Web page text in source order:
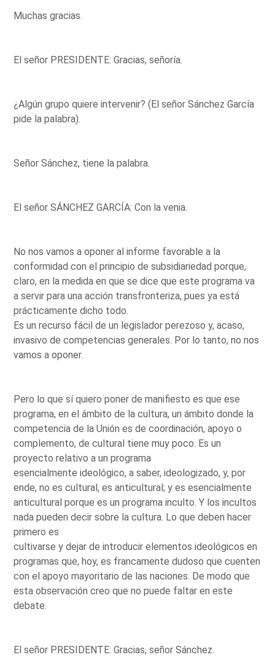
Muchas gracias.
El señor PRESIDENTE: Gracias, señoría.
¿Algún grupo quiere intervenir? (El señor Sánchez García
pide la palabra).
Señor Sánchez, tiene la palabra.
El señor SÁNCHEZ GARCÍA: Con la venia.
No nos vamos a oponer al informe favorable a la
conformidad con el principio de subsidiariedad porque,
claro, en la medida en que se dice que este programa va
a servir para una acción transfronteriza, pues ya está
prácticamente dicho todo.
Es un recurso fácil de un legislador perezoso y, acaso,
invasivo de competencias generales. Por lo tanto, no nos
vamos a oponer.
Pero lo que sí quiero poner de manifiesto es que ese
programa, en el ámbito de la cultura, un ámbito donde la
competencia de la Unión es de coordinación, apoyo o
complemento, de cultural tiene muy poco. Es un
proyecto relativo a un programa
esencialmente ideológico, a saber, ideologizado, y, por
ende, no es cultural, es anticultural; y es esencialmente
anticultural porque es un programa inculto. Y los incultos
nada pueden decir sobre la cultura. Lo que deben hacer
primero es
cultivarse y dejar de introducir elementos ideológicos en
programas que, hoy, es francamente dudoso que cuenten
con el apoyo mayoritario de las naciones. De modo que
esta observación creo que no puede faltar en este
debate.
El señor PRESIDENTE: Gracias, señor Sánchez.